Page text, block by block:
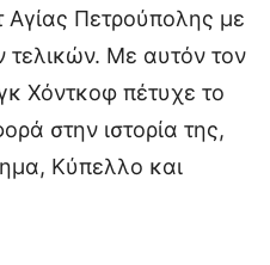
Αγίας Πετρούπολης με
τελικών. Με αυτόν τον
Χόντκοφ πέτυχε το
στην ιστορία της,
Κύπελλο και